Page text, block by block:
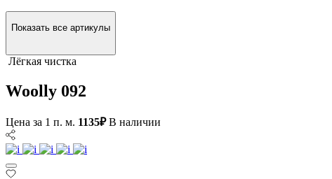
Показать все артикулы
Лёгкая чистка
Woolly 092
Цена за 1 п. м. 1135₽ В наличии